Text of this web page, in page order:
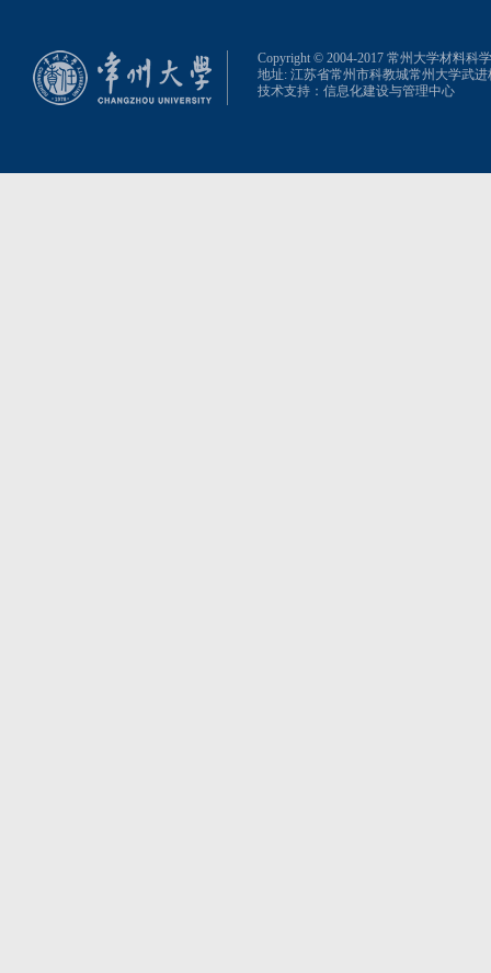
Copyright © 2004-2017 常州大学材料科
地址: 江苏省常州市科教城常州大学武
技术支持： 信息化建设与管理中心